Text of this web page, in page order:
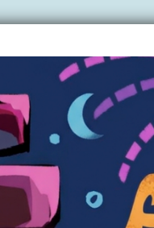
ACTUALITAT